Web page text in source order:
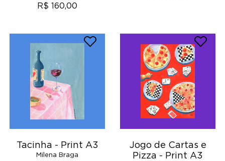
R$ 160,00
Tacinha - Print A3
Milena Braga
Jogo de Cartas e
Pizza - Print A3